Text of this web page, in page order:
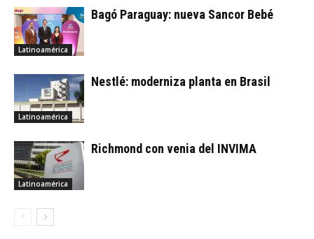
Latinoamérica
Bagó Paraguay: nueva Sancor Bebé
Latinoamérica
Nestlé: moderniza planta en Brasil
Latinoamérica
Richmond con venia del INVIMA